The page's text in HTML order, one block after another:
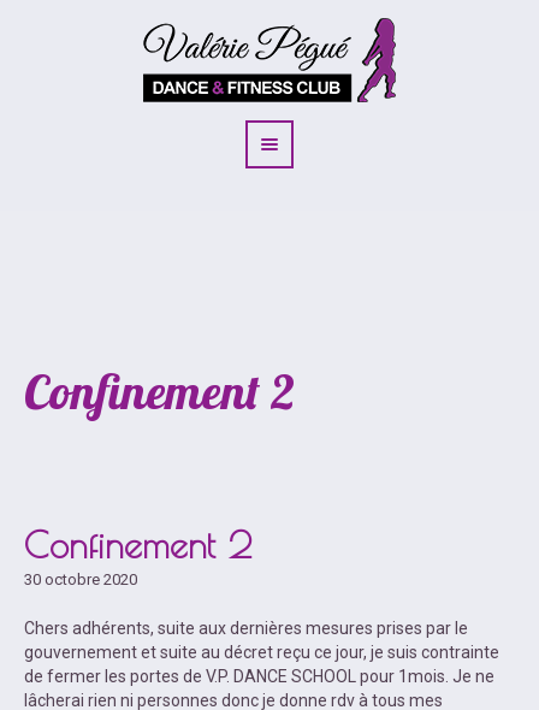
Confinement 2
Confinement 2
30 octobre 2020
Chers adhérents, suite aux dernières mesures prises par le
gouvernement et suite au décret reçu ce jour, je suis contrainte
de fermer les portes de V.P. DANCE SCHOOL pour 1mois. Je ne
lâcherai rien ni personnes donc je donne rdv à tous mes